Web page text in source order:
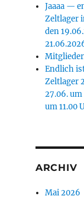
Jaaaa —
Zeltlager
den
Endlich
Zeltlager
27.06.
um 11.00
ARCHIV
Mai 2026